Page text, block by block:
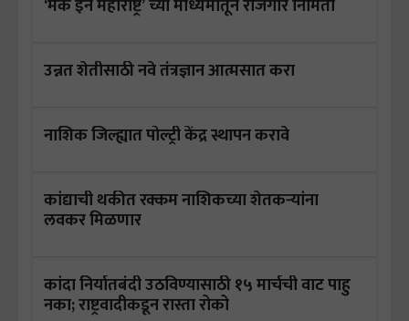
‘मेक इन महाराष्ट्र’ च्या माध्यमातून रोजगार निर्मिती
उन्नत शेतीसाठी नवे तंत्रज्ञान आत्मसात करा
नाशिक जिल्ह्यात पोल्ट्री केंद्र स्थापन करावे
कांद्याची थकीत रक्कम नाशिकच्या शेतकऱ्यांना
लवकर मिळणार
कांदा निर्यातबंदी उठविण्यासाठी १५ मार्चची वाट पाहु
नका; राष्ट्रवादीकडून रास्ता रोको